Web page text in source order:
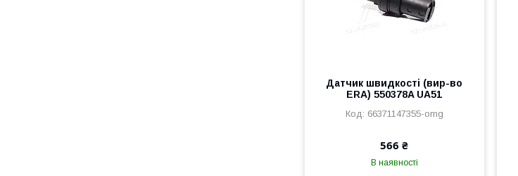
Датчик швидкості (вир-во
ERA) 550378A UA51
66371147355-omg
566 ₴
В наявності